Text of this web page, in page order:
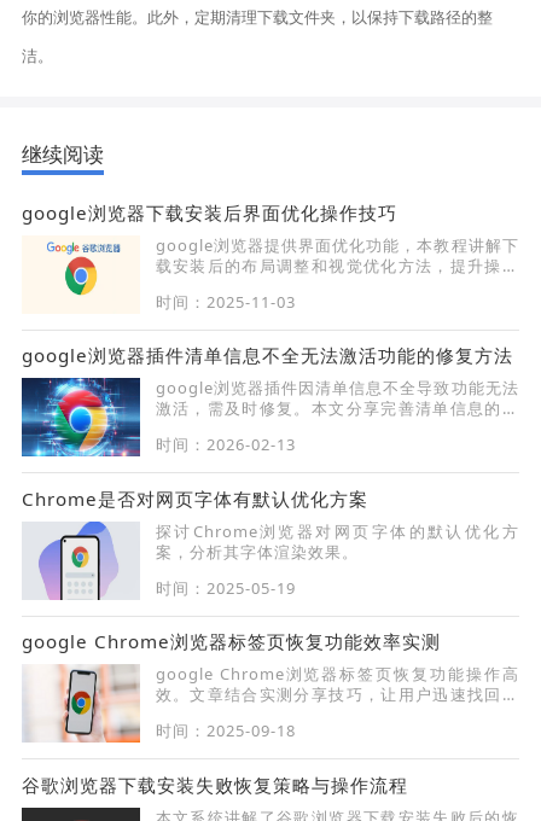
你的浏览器性能。此外，定期清理下载文件夹，以保持下载路径的整
洁。
继续阅读
google浏览器下载安装后界面优化操作技巧
google浏览器提供界面优化功能，本教程讲解下
载安装后的布局调整和视觉优化方法，提升操作
时间：2025-11-03
google浏览器插件清单信息不全无法激活功能的修复方法
google浏览器插件因清单信息不全导致功能无法
激活，需及时修复。本文分享完善清单信息的技
时间：2026-02-13
Chrome是否对网页字体有默认优化方案
探讨Chrome浏览器对网页字体的默认优化方
案，分析其字体渲染效果。
时间：2025-05-19
google Chrome浏览器标签页恢复功能效率实测
google Chrome浏览器标签页恢复功能操作高
效。文章结合实测分享技巧，让用户迅速找回关
时间：2025-09-18
谷歌浏览器下载安装失败恢复策略与操作流程